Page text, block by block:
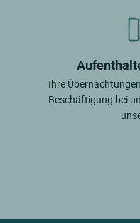
Ihre
Beschäftigung bei